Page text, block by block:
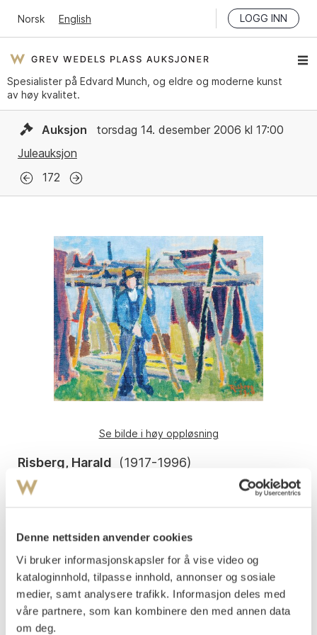
Denne nettsiden anvender cookies
Vi bruker informasjonskapsler for å vise video og
kataloginnhold, tilpasse innhold, annonser og sosiale
medier, samt analysere trafikk. Informasjon deles med
våre partnere, som kan kombinere den med annen data
om deg.
Norsk English LOGG INN
Spesialister på Edvard Munch, og eldre og moderne kunst
av høy kvalitet.
Auksjon
torsdag 14. desember 2006 kl 17:00
Juleauksjon
172
Se bilde i høy oppløsning
Risberg, Harald (1917-1996)
Garntørk 1959
Signert og datert nede t.h.: Risberg 59.
Lerretet bemalt på baksiden.
Vurdering
NOK 4 000–6 000